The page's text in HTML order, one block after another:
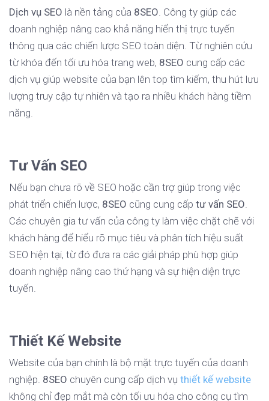
Dịch vụ SEO là nền tảng của 8SEO. Công ty giúp các
doanh nghiệp nâng cao khả năng hiển thị trực tuyến
thông qua các chiến lược SEO toàn diện. Từ nghiên cứu
từ khóa đến tối ưu hóa trang web, 8SEO cung cấp các
dịch vụ giúp website của bạn lên top tìm kiếm, thu hút lưu
lượng truy cập tự nhiên và tạo ra nhiều khách hàng tiềm
năng.
Tư Vấn SEO
Nếu bạn chưa rõ về SEO hoặc cần trợ giúp trong việc
phát triển chiến lược, 8SEO cũng cung cấp tư vấn SEO.
Các chuyên gia tư vấn của công ty làm việc chặt chẽ với
khách hàng để hiểu rõ mục tiêu và phân tích hiệu suất
SEO hiện tại, từ đó đưa ra các giải pháp phù hợp giúp
doanh nghiệp nâng cao thứ hạng và sự hiện diện trực
tuyến.
Thiết Kế Website
Website của bạn chính là bộ mặt trực tuyến của doanh
nghiệp. 8SEO chuyên cung cấp dịch vụ thiết kế website
không chỉ đẹp mắt mà còn tối ưu hóa cho công cụ tìm